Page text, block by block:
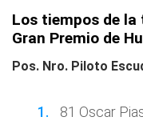
Los tiempos de
Gran Premio de
Pos. Nro. Piloto
81 Oscar